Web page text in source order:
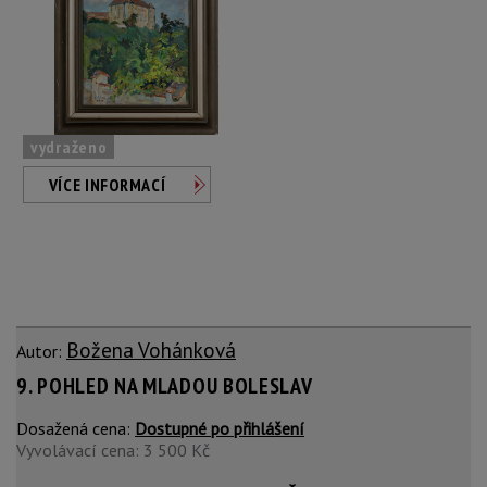
vydraženo
VÍCE INFORMACÍ
Autor: Božena Vohánková
9. POHLED NA MLADOU BOLESLAV
Dosažená cena: Dostupné po přihlášení
Vyvolávací cena: 3 500 Kč